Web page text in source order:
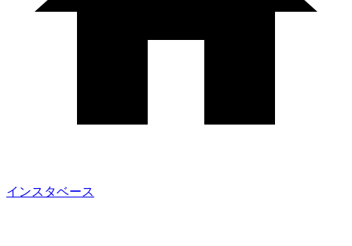
インスタベース